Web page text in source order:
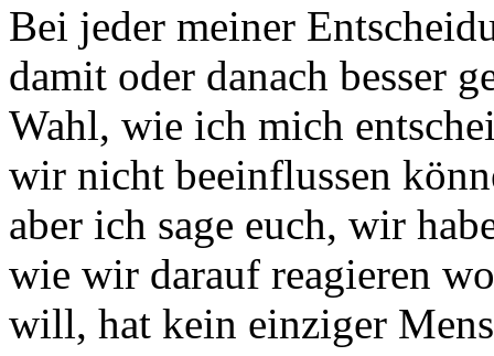
Bei jeder meiner
damit oder danach besser
Wahl, wie ich mich
wir nicht beeinflussen
aber ich sage euch, wir
wie wir darauf reagieren
will, hat kein einziger